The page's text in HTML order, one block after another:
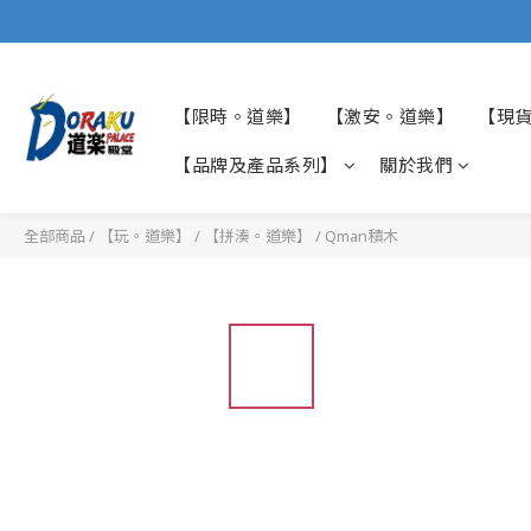
【限時。道樂】 【激安。道樂】 【現
【品牌及產品系列】 關於我們
全部商品 / 【玩。道樂】 / 【拼湊。道樂】 / Qman積木